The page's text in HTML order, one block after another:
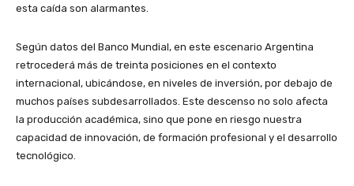
esta caída son alarmantes.
Según datos del Banco Mundial, en este escenario Argentina
retrocederá más de treinta posiciones en el contexto
internacional, ubicándose, en niveles de inversión, por debajo de
muchos países subdesarrollados. Este descenso no solo afecta
la producción académica, sino que pone en riesgo nuestra
capacidad de innovación, de formación profesional y el desarrollo
tecnológico.